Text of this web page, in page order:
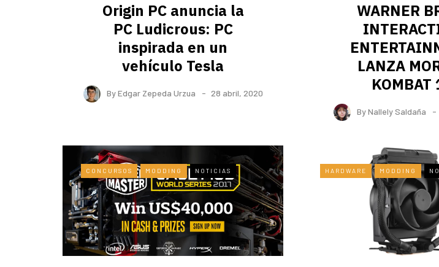
Origin PC anuncia la
PC Ludicrous: PC
inspirada en un
vehículo Tesla
ByEdgar Zepeda Urzua 28 abril, 2020
WARNER
LANZA
KOMBAT
ByNallely Saldaña
CONCURSOS MODDING NOTICIAS HARDWARE MODDING